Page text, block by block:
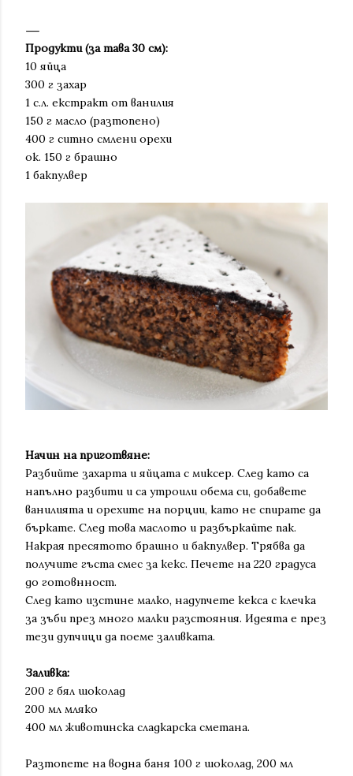
Продукти (за тава 30 см):
10 яйца
300 г захар
1 с.л. екстракт от ванилия
150 г масло (разтопено)
400 г ситно смлени орехи
ок. 150 г брашно
1 бакпулвер
Начин на приготвяне:
Разбийте захарта и яйцата с миксер. След като са
напълно разбити и са утроили обема си, добавете
ванилията и орехите на порции, като не спирате да
бъркате. След това маслото и разбъркайте пак.
Накрая пресятото брашно и бакпулвер. Трябва да
получите гъста смес за кекс. Печете на 220 градуса
до готовнност.
След като изстине малко, надупчете кекса с клечка
за зъби през много малки разстояния. Идеята е през
тези дупчици да поеме заливката.
Заливка:
200 г бял шоколад
200 мл мляко
400 мл животинска сладкарска сметана.
Разтопете на водна баня 100 г шоколад, 200 мл